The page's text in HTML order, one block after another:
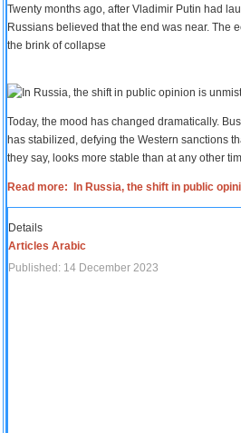
Twenty months ago, after Vladimir Putin had
Russians believed that the end was near. The
the brink of collapse
Today, the mood has changed dramatically.
has stabilized, defying the Western sanctions
they say, looks more stable than at any other
Read more: In Russia, the shift in public
Details
Articles Arabic
Published: 14 December 2023